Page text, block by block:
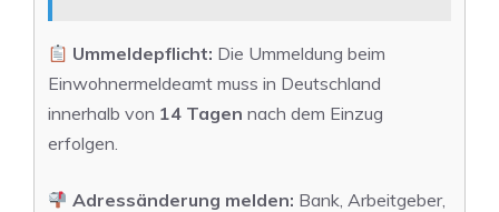
Ummeldepflicht: Die Ummeldung beim
Einwohnermeldeamt muss in Deutschland
innerhalb von 14 Tagen nach dem Einzug
erfolgen.
Adressänderung melden: Bank, Arbeitgeber,